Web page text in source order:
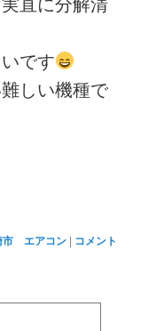
です
しい機種で
市 エアコン | コメント